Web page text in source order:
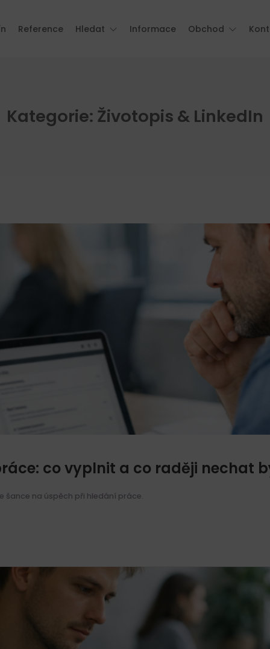
Reference Hledat Informace Obchod
Kategorie: Životopis & LinkedIn
co vyplnit a co raději nechat
šance na úspěch při hledání práce.